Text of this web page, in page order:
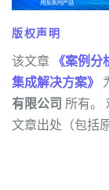
版权声明
该文章 《案例
集成解决方案》
有限公司 所有。
文章出处（包括